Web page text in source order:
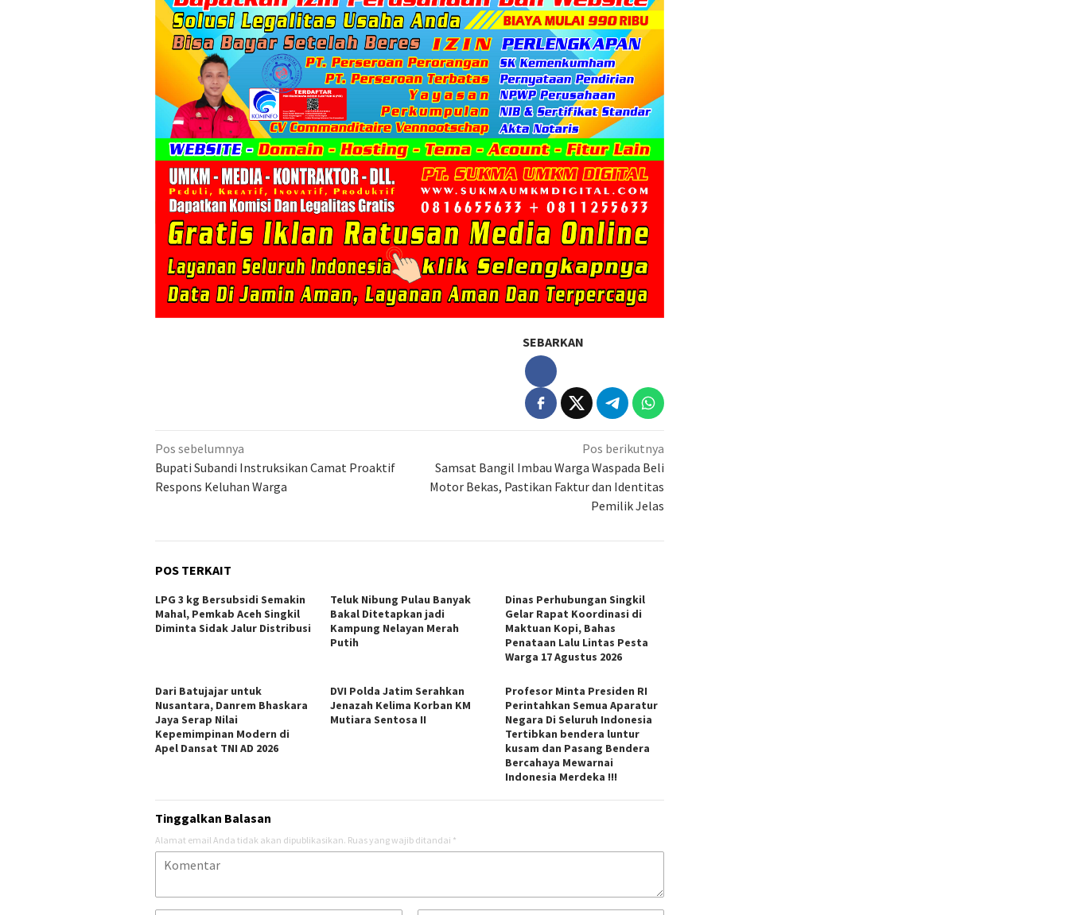
SEBARKAN
Navigasi
pos
Pos sebelumnya
Bupati Subandi Instruksikan Camat Proaktif
Respons Keluhan Warga
Pos berikutnya
Samsat Bangil Imbau Warga Waspada Beli
Motor Bekas, Pastikan Faktur dan Identitas
Pemilik Jelas
POS TERKAIT
LPG 3 kg Bersubsidi Semakin
Mahal, Pemkab Aceh Singkil
Diminta Sidak Jalur Distribusi
Teluk Nibung Pulau Banyak
Bakal Ditetapkan jadi
Kampung Nelayan Merah
Putih
Dinas Perhubungan Singkil
Gelar Rapat Koordinasi di
Maktuan Kopi, Bahas
Penataan Lalu Lintas Pesta
Warga 17 Agustus 2026
Dari Batujajar untuk
Nusantara, Danrem Bhaskara
Jaya Serap Nilai
Kepemimpinan Modern di
Apel Dansat TNI AD 2026
DVI Polda Jatim Serahkan
Jenazah Kelima Korban KM
Mutiara Sentosa II
Profesor Minta Presiden RI
Perintahkan Semua Aparatur
Negara Di Seluruh Indonesia
Tertibkan bendera luntur
kusam dan Pasang Bendera
Bercahaya Mewarnai
Indonesia Merdeka !!!
Tinggalkan Balasan
Alamat email Anda tidak akan dipublikasikan. Ruas yang wajib ditandai *